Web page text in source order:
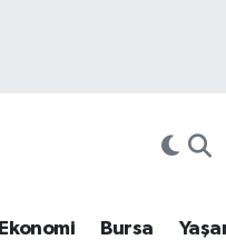
Ekonomi Bursa